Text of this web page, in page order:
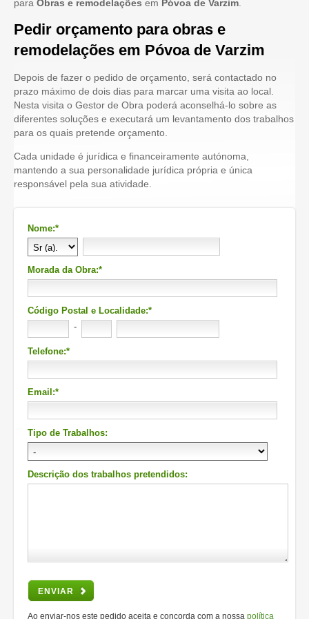
para Obras e remodelações em Póvoa de Varzim
Pedir orçamento para obras e
remodelações em Póvoa de Varzim
Depois de fazer o pedido de orçamento, será contactado no
prazo máximo de dois dias para marcar uma visita ao local.
Nesta visita o Gestor de Obra poderá aconselhá-lo sobre as
diferentes soluções e executará um levantamento dos trabalhos
para os quais pretende orçamento.
Cada unidade é jurídica e financeiramente autónoma,
mantendo a sua personalidade jurídica própria e única
responsável pela sua atividade.
Nome:*
Morada da Obra:*
Código Postal e Localidade:*
-
Telefone:*
Email:*
Tipo de Trabalhos:
Descrição dos trabalhos pretendidos:
ENVIAR
Ao enviar-nos este pedido aceita e concorda com a nossa política